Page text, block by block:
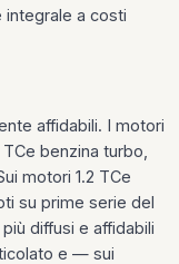
integrale a costi
affidabili. I motori
benzina turbo,
motori 1.2 TCe
su prime serie del
diffusi e affidabili
e — sui